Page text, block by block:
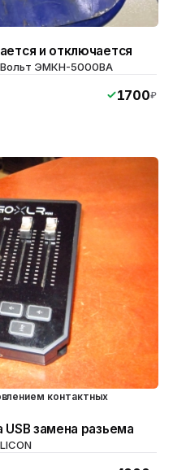
и отключается
ЭМКН-5000BA
1700₽
контактных
замена разьема